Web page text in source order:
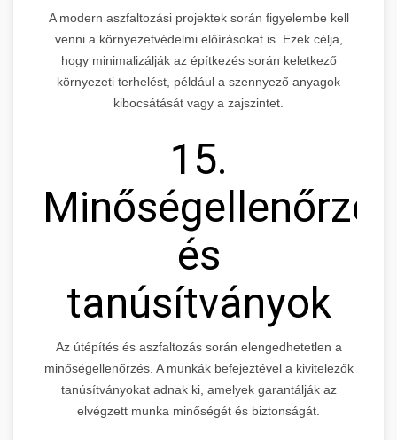
A modern aszfaltozási projektek során figyelembe kell
venni a környezetvédelmi előírásokat is. Ezek célja,
hogy minimalizálják az építkezés során keletkező
környezeti terhelést, például a szennyező anyagok
kibocsátását vagy a zajszintet.
15.
Minőségellenőrzés
és
tanúsítványok
Az útépítés és aszfaltozás során elengedhetetlen a
minőségellenőrzés. A munkák befejeztével a kivitelezők
tanúsítványokat adnak ki, amelyek garantálják az
elvégzett munka minőségét és biztonságát.